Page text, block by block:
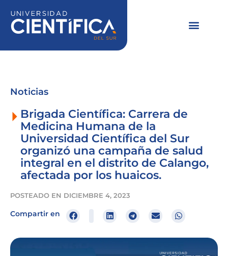
contenido
Noticias
Brigada Científica: Carrera de
Medicina Humana de la
Universidad Científica del Sur
organizó una campaña de salud
integral en el distrito de Calango,
afectada por los huaicos.
POSTEADO EN DICIEMBRE 4, 2023
Compartir en